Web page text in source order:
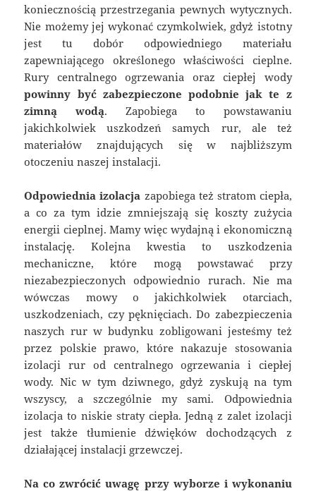
koniecznością przestrzegania pewnych wytycznych.
Nie możemy jej wykonać czymkolwiek, gdyż istotny
jest tu dobór odpowiedniego materiału
zapewniającego określonego właściwości cieplne.
Rury centralnego ogrzewania oraz ciepłej wody
powinny być zabezpieczone podobnie jak te z
zimną wodą. Zapobiega to powstawaniu
jakichkolwiek uszkodzeń samych rur, ale też
materiałów znajdujących się w najbliższym
otoczeniu naszej instalacji.
Odpowiednia izolacja zapobiega też stratom ciepła,
a co za tym idzie zmniejszają się koszty zużycia
energii cieplnej. Mamy więc wydajną i ekonomiczną
instalację. Kolejna kwestia to uszkodzenia
mechaniczne, które mogą powstawać przy
niezabezpieczonych odpowiednio rurach. Nie ma
wówczas mowy o jakichkolwiek otarciach,
uszkodzeniach, czy pęknięciach. Do zabezpieczenia
naszych rur w budynku zobligowani jesteśmy też
przez polskie prawo, które nakazuje stosowania
izolacji rur od centralnego ogrzewania i ciepłej
wody. Nic w tym dziwnego, gdyż zyskują na tym
wszyscy, a szczególnie my sami. Odpowiednia
izolacja to niskie straty ciepła. Jedną z zalet izolacji
jest także tłumienie dźwięków dochodzących z
działającej instalacji grzewczej.
Na co zwrócić uwagę przy wyborze i wykonaniu